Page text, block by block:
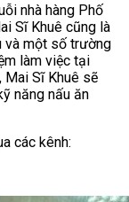
nhà hàng Phố
Sĩ Khuê cũng là
và một số trường
làm việc tại
Mai Sĩ Khuê sẽ
năng nấu ăn
các kênh: